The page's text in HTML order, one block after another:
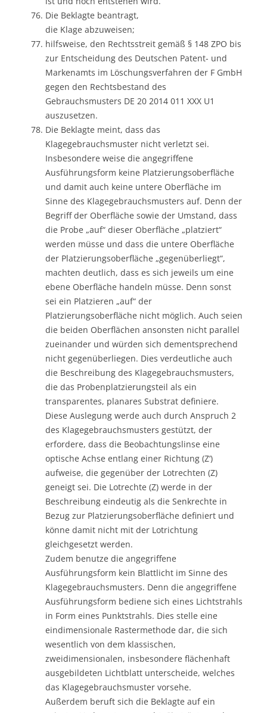
Die Beklagte beantragt,
die Klage abzuweisen;
hilfsweise, den Rechtsstreit gemäß § 148 ZPO bis
zur Entscheidung des Deutschen Patent- und
Markenamts im Löschungsverfahren der F GmbH
gegen den Rechtsbestand des
Gebrauchsmusters DE 20 2014 011 XXX U1
auszusetzen.
Die Beklagte meint, dass das
Klagegebrauchsmuster nicht verletzt sei.
Insbesondere weise die angegriffene
Ausführungsform keine Platzierungsoberfläche
und damit auch keine untere Oberfläche im
Sinne des Klagegebrauchsmusters auf. Denn der
Begriff der Oberfläche sowie der Umstand, dass
die Probe „auf“ dieser Oberfläche „platziert“
werden müsse und dass die untere Oberfläche
der Platzierungsoberfläche „gegenüberliegt“,
machten deutlich, dass es sich jeweils um eine
ebene Oberfläche handeln müsse. Denn sonst
sei ein Platzieren „auf“ der
Platzierungsoberfläche nicht möglich. Auch seien
die beiden Oberflächen ansonsten nicht parallel
zueinander und würden sich dementsprechend
nicht gegenüberliegen. Dies verdeutliche auch
die Beschreibung des Klagegebrauchsmusters,
die das Probenplatzierungsteil als ein
transparentes, planares Substrat definiere.
Diese Auslegung werde auch durch Anspruch 2
des Klagegebrauchsmusters gestützt, der
erfordere, dass die Beobachtungslinse eine
optische Achse entlang einer Richtung (Z‘)
aufweise, die gegenüber der Lotrechten (Z)
geneigt sei. Die Lotrechte (Z) werde in der
Beschreibung eindeutig als die Senkrechte in
Bezug zur Platzierungsoberfläche definiert und
könne damit nicht mit der Lotrichtung
gleichgesetzt werden.
Zudem benutze die angegriffene
Ausführungsform kein Blattlicht im Sinne des
Klagegebrauchsmusters. Denn die angegriffene
Ausführungsform bediene sich eines Lichtstrahls
in Form eines Punktstrahls. Dies stelle eine
eindimensionale Rastermethode dar, die sich
wesentlich von dem klassischen,
zweidimensionalen, insbesondere flächenhaft
ausgebildeten Lichtblatt unterscheide, welches
das Klagegebrauchsmuster vorsehe.
Außerdem beruft sich die Beklagte auf ein